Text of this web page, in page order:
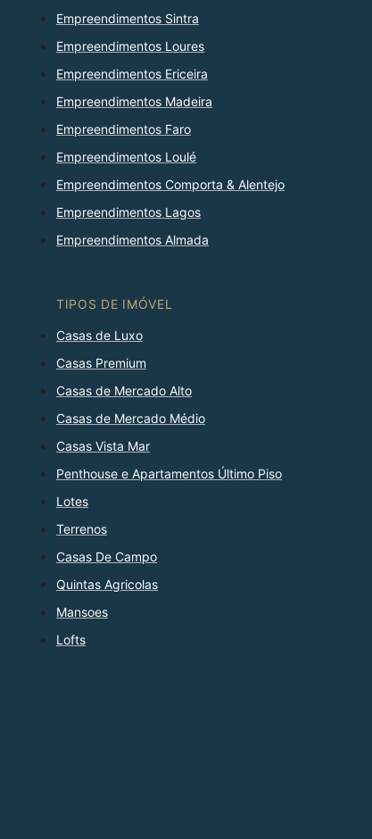
Empreendimentos Sintra
Empreendimentos Loures
Empreendimentos Ericeira
Empreendimentos Madeira
Empreendimentos Faro
Empreendimentos Loulé
Empreendimentos Comporta & Alentejo
Empreendimentos Lagos
Empreendimentos Almada
TIPOS DE IMÓVEL
Casas de Luxo
Casas Premium
Casas de Mercado Alto
Casas de Mercado Médio
Casas Vista Mar
Penthouse e Apartamentos Último Piso
Lotes
Terrenos
Casas De Campo
Quintas Agricolas
Mansoes
Lofts